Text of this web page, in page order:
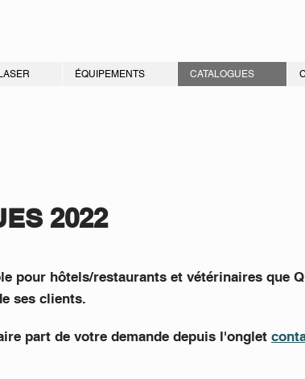
ÉQUIPEMENTS CATALOGUES
2022
pour hôtels/restaurants et vétérinaires que
ses clients.
part de votre demande depuis l'onglet